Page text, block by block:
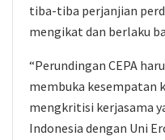
tiba-tiba perjanjian
mengikat dan berlaku
“Perundingan CEPA
membuka kesempatan
mengkritisi kerjasama
Indonesia dengan Uni